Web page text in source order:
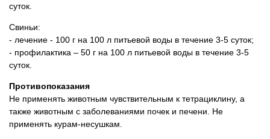
суток.
Свиньи:
- лечение - 100 г на 100 л питьевой воды в течение 3-5 суток;
- профилактика – 50 г на 100 л питьевой воды в течение 3-5
суток.
Противопоказания
Не применять животным чувствительным к тетрациклину, а
также животным с заболеваниями почек и печени. Не
применять курам-несушкам.